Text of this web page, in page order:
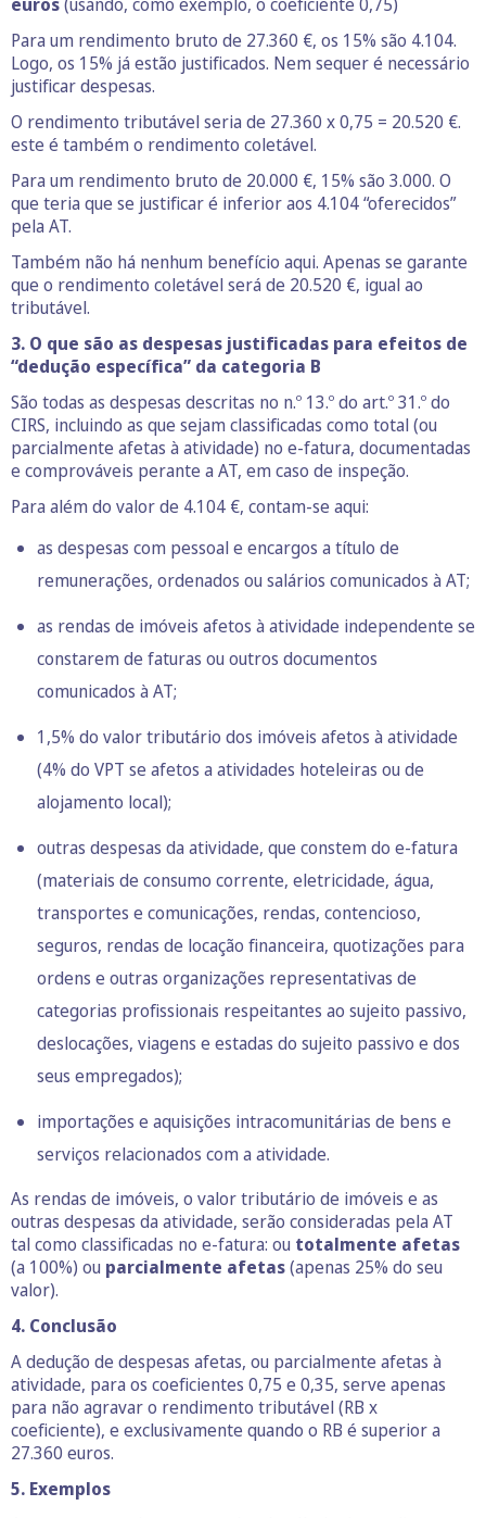
Para um rendimento bruto de 27.360 €, os 15% são 4.104.
Logo, os 15% já estão justificados. Nem sequer é necessário
justificar despesas.
O rendimento tributável seria de 27.360 x 0,75 = 20.520 €.
este é também o rendimento coletável.
Para um rendimento bruto de 20.000 €, 15% são 3.000. O
que teria que se justificar é inferior aos 4.104 “oferecidos”
pela AT.
Também não há nenhum benefício aqui. Apenas se garante
que o rendimento coletável será de 20.520 €, igual ao
tributável.
3. O que são as despesas justificadas para efeitos de
“dedução específica” da categoria B
São todas as despesas descritas no n.º 13.º do art.º 31.º do
CIRS, incluindo as que sejam classificadas como total (ou
parcialmente afetas à atividade) no e-fatura, documentadas
e comprováveis perante a AT, em caso de inspeção.
Para além do valor de 4.104 €, contam-se aqui:
as despesas com pessoal e encargos a título de
remunerações, ordenados ou salários comunicados à AT;
as rendas de imóveis afetos à atividade independente se
constarem de faturas ou outros documentos
comunicados à AT;
1,5% do valor tributário dos imóveis afetos à atividade
(4% do VPT se afetos a atividades hoteleiras ou de
alojamento local);
outras despesas da atividade, que constem do e-fatura
(materiais de consumo corrente, eletricidade, água,
transportes e comunicações, rendas, contencioso,
seguros, rendas de locação financeira, quotizações para
ordens e outras organizações representativas de
categorias profissionais respeitantes ao sujeito passivo,
deslocações, viagens e estadas do sujeito passivo e dos
seus empregados);
importações e aquisições intracomunitárias de bens e
serviços relacionados com a atividade.
As rendas de imóveis, o valor tributário de imóveis e as
outras despesas da atividade, serão consideradas pela AT
tal como classificadas no e-fatura: ou totalmente afetas
(a 100%) ou parcialmente afetas(apenas 25% do seu
valor).
4. Conclusão
A dedução de despesas afetas, ou parcialmente afetas à
atividade, para os coeficientes 0,75 e 0,35, serve apenas
para não agravar o rendimento tributável (RB x
coeficiente), e exclusivamente quando o RB é superior a
27.360 euros.
5. Exemplos